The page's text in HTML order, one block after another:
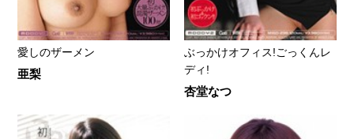
愛しのザーメン
亜梨
ぶっかけオフィス!ごっくんレ
ディ!
杏堂なつ